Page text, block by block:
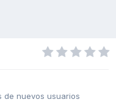
de nuevos usuarios